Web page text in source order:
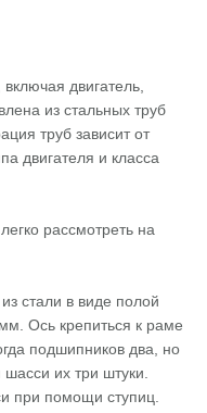
двигатель,
из стальных труб
труб зависит от
двигателя и класса
рассмотреть на
стали в виде полой
Ось крепиться к раме
подшипников два, но
их три штуки.
при помощи ступиц.